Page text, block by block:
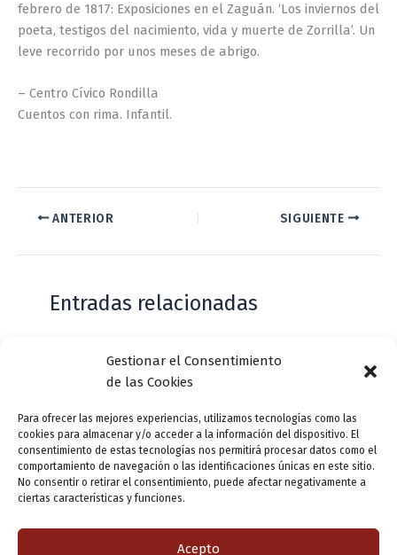
Gestionar el Consentimiento
de las Cookies
Para ofrecer las mejores experiencias, utilizamos tecnologías como las
cookies para almacenar y/o acceder a la información del dispositivo. El
consentimiento de estas tecnologías nos permitirá procesar datos como el
comportamiento de navegación o las identificaciones únicas en este sitio.
No consentir o retirar el consentimiento, puede afectar negativamente a
ciertas características y funciones.
Acepto
febrero de 1817: Exposiciones en el Zaguán. ‘Los inviernos del
poeta, testigos del nacimiento, vida y muerte de Zorrilla’. Un
leve recorrido por unos meses de abrigo.
– Centro Cívico Rondilla
Cuentos con rima. Infantil.
ANTERIOR SIGUIENTE
Entradas relacionadas
Casa de Zorrilla conmemorarán el 168
aniversario del estreno de Don Juan
Tenorio
Deja un comentario /Actualidad/ PorVLLensutinta
Actualidad / Por